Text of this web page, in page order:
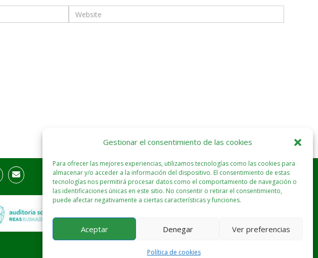
Gestionar el consentimiento de las cookies
Para ofrecer las mejores experiencias, utilizamos tecnologías como las cookies para
almacenar y/o acceder a la información del dispositivo. El consentimiento de estas
tecnologías nos permitirá procesar datos como el comportamiento de navegación o
las identificaciones únicas en este sitio. No consentir o retirar el consentimiento,
puede afectar negativamente a ciertas características y funciones.
Aceptar Denegar Ver preferencias
Política de cookies